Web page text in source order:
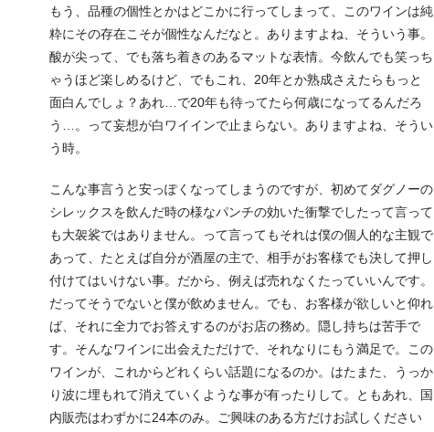
もう、品種の個性とかはどこかに行ってしまって、このワインは純
粋にその存在こそが個性なんだなと。ありますよね、そういう事。
酸が尖って、でも落ち着きのあるマットな表情。今飲んでも笑っち
ゃうほど楽しめるけど、でもこれ、20年とか熟成さえたらもっと
面白んでしょ？あれ…で20年も待ってたら何歳になってるんだろ
う…。って妄想が白ワイインで止まらない。ありますよね、そうい
う時。
こんな事言うと安っぽくなってしまうのですが、初めてダグノーの
シレックスを飲んだ時の様なパンチの効いた衝撃でしたって言って
も大袈裟ではありません。って言ってもそれは僕の個人的な主観で
あって、たとえば自分が酒屋の主で、相手がお客様でも決して押し
付けてはいけない事。だから、例えば売れなくたっていいんです。
だってそうでないと僕が飲めません。でも、お客様が欲しいと仰れ
ば、それに全力でお答えするのがお店の務め。隠し持ちは苦手で
す。そんなワインに出会えただけで、それなりにもう満足で。この
ワインが、これからどれくらい話題になるのか。はたまた、うっか
り波に埋もれて消えていくような事が有ったりして。ともあれ、国
内販売はわずかに24本のみ。ご興味のある方だけお試しください